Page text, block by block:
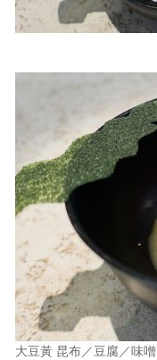
大豆黃 昆布／豆腐／味噌